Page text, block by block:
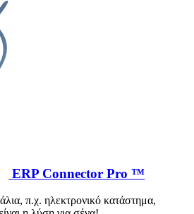
ERP Connector Pro ™
π.χ. ηλεκτρονικό κατάστημα,